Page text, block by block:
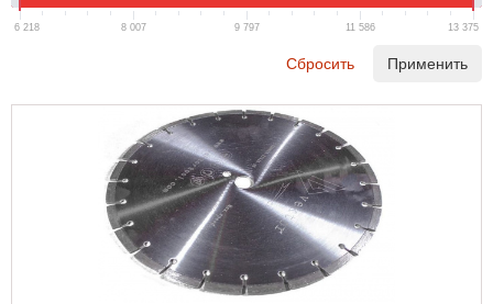
6 218 8 007 9 797 11 586 13 375
Сбросить Применить